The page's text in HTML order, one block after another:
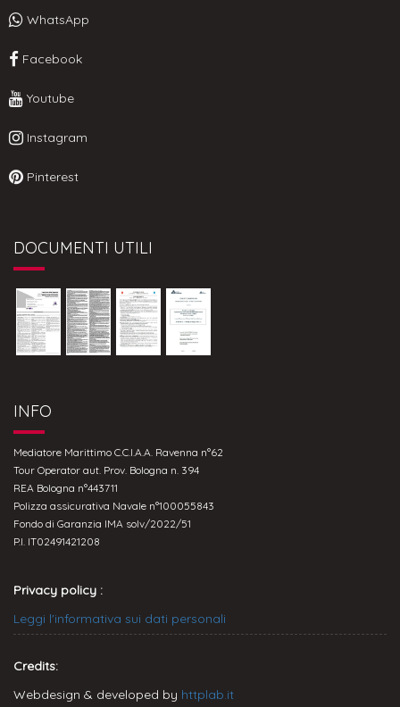
WhatsApp
Facebook
Youtube
Instagram
Pinterest
DOCUMENTI UTILI
INFO
Mediatore Marittimo C.C.I.A.A. Ravenna n°62
Tour Operator aut. Prov. Bologna n. 394
REA Bologna n°443711
Polizza assicurativa Navale n°100055843
Fondo di Garanzia IMA solv/2022/51
P.I. IT02491421208
Privacy policy :
Leggi l'informativa sui dati personali
Credits:
Webdesign & developed by httplab.it